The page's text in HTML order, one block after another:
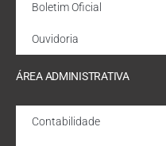
Boletim Oficial
Ouvidoria
ÁREA ADMINISTRATIVA
Contabilidade